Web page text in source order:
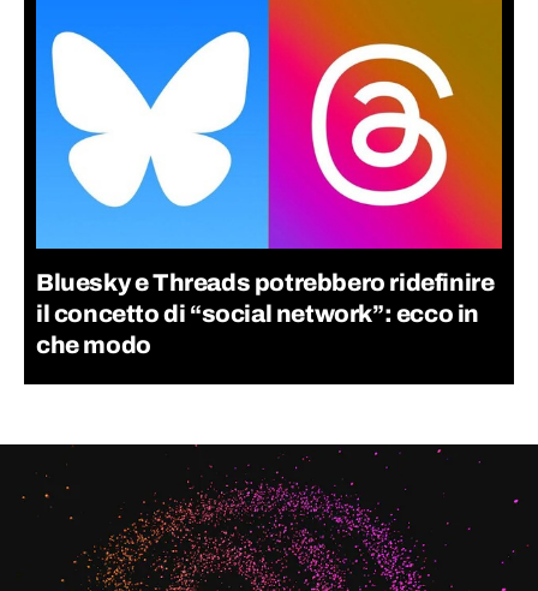
Bluesky e Threads potrebbero ridefinire
il concetto di “social network”: ecco in
che modo